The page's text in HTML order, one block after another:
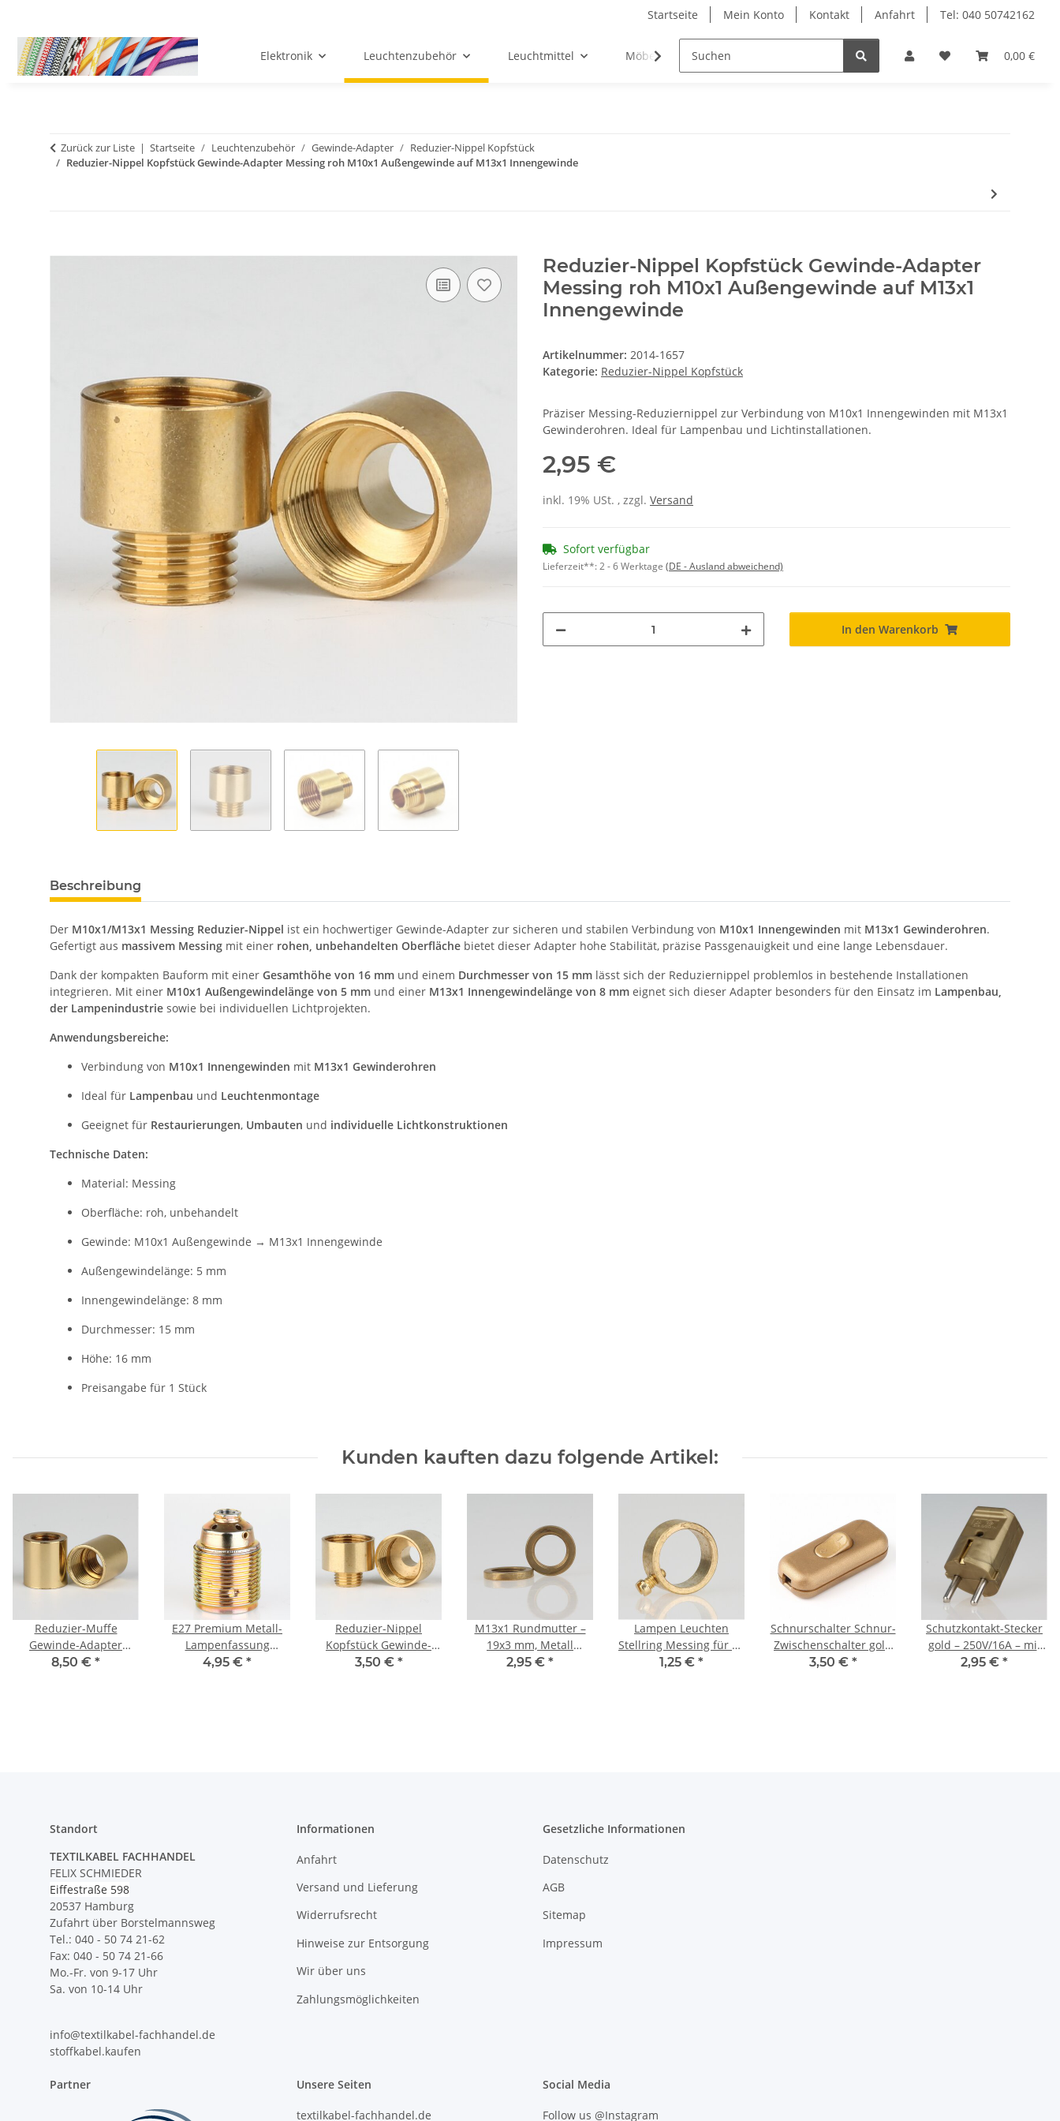
Startseite Mein Konto Kontakt Anfahrt Tel: 040 50742162
0,00 €
Elektronik Leuchtenzubehör Leuchtmittel Möbel-Ersatzteile
Zurück zur Liste Startseite Leuchtenzubehör Gewinde-Adapter
Reduzier-Nippel Kopfstück
Reduzier-Nippel Kopfstück Gewinde-Adapter Messing roh M10x1 Außengewinde auf M13x1 Innengewinde
Reduzier-Nippel Kopfstück Gewinde-Adapter
Messing roh M10x1 Außengewinde auf M13x1
Innengewinde
Artikelnummer: 2014-1657
Kategorie: Reduzier-Nippel Kopfstück
Präziser Messing-Reduziernippel zur Verbindung von M10x1 Innengewinden mit M13x1
Gewinderohren. Ideal für Lampenbau und Lichtinstallationen.
2,95 €
inkl. 19% USt. , zzgl. Versand
Sofort verfügbar
Lieferzeit**:2 - 6 Werktage (DE - Ausland abweichend)
In den Warenkorb
Beschreibung
Der M10x1/M13x1 Messing Reduzier-Nippel ist ein hochwertiger Gewinde-Adapter zur sicheren und stabilen Verbindung von M10x1 Innengewinden mit M13x1 Gewinderohren.
Gefertigt aus massivem Messing mit einer rohen, unbehandelten Oberfläche bietet dieser Adapter hohe Stabilität, präzise Passgenauigkeit und eine lange Lebensdauer.
Dank der kompakten Bauform mit einer Gesamthöhe von 16 mm und einem Durchmesser von 15 mm lässt sich der Reduziernippel problemlos in bestehende Installationen
integrieren. Mit einer M10x1 Außengewindelänge von 5 mm und einer M13x1 Innengewindelänge von 8 mm eignet sich dieser Adapter besonders für den Einsatz im Lampenbau,
der Lampenindustrie sowie bei individuellen Lichtprojekten.
Anwendungsbereiche:
Verbindung von M10x1 Innengewinden mit M13x1 Gewinderohren
Ideal für Lampenbau und Leuchtenmontage
Geeignet für Restaurierungen, Umbauten und individuelle Lichtkonstruktionen
Technische Daten:
Material: Messing
Oberfläche: roh, unbehandelt
Gewinde: M10x1 Außengewinde → M13x1 Innengewinde
Außengewindelänge: 5 mm
Innengewindelänge: 8 mm
Durchmesser: 15 mm
Höhe: 16 mm
Preisangabe für 1 Stück
Kunden kauften dazu folgende Artikel:
Reduzier-Muffe
Gewinde-Adapter
Messing poliert M13x1
8,50 € *
E27 Premium Metall-
Lampenfassung
vermessingt mit
4,95 € *
Reduzier-Nippel
Kopfstück Gewinde-
Adapter Messing roh
3,50 € *
M13x1 Rundmutter –
19x3 mm, Metall
Messing roh
2,95 € *
Lampen Leuchten
Stellring Messing für 13
mm Pendelrohr mit M3
1,25 € *
Schnurschalter Schnur-
Zwischenschalter gold
60x26mm 250V/2A für
3,50 € *
Schutzkontakt-Stecker
gold – 250V/16A – mit
Schraubkontakten und
2,95 € *
Standort
TEXTILKABEL FACHHANDEL
FELIX SCHMIEDER
Eiffestraße 598
20537 Hamburg
Zufahrt über Borstelmannsweg
Tel.: 040 - 50 74 21-62
Fax: 040 - 50 74 21-66
Mo.-Fr. von 9-17 Uhr
Sa. von 10-14 Uhr
info@textilkabel-fachhandel.de
stoffkabel.kaufen
Informationen
Anfahrt
Versand und Lieferung
Widerrufsrecht
Hinweise zur Entsorgung
Wir über uns
Zahlungsmöglichkeiten
Gesetzliche Informationen
Datenschutz
AGB
Sitemap
Impressum
Partner Unsere Seiten
textilkabel-fachhandel.de
Social Media
Follow us @Instagram